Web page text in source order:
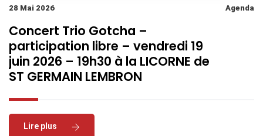
28 Mai 2026 Agenda
Concert Trio Gotcha –
participation libre – vendredi 19
juin 2026 – 19h30 à la LICORNE de
ST GERMAIN LEMBRON
Read More